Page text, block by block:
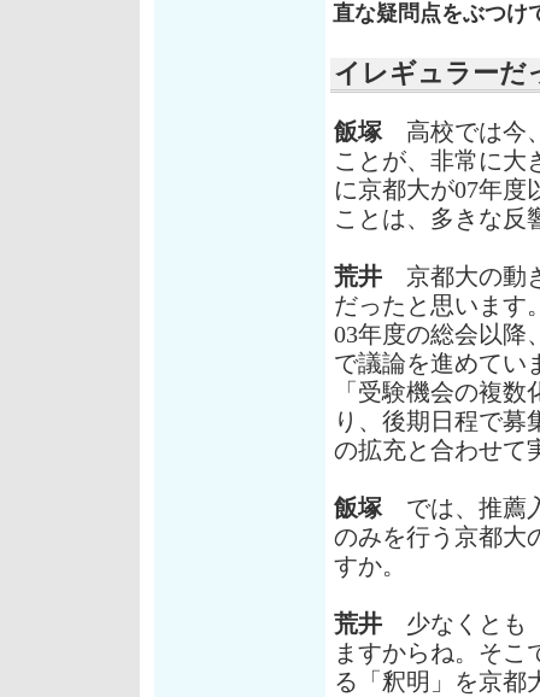
直な疑問点をぶつけ
イレギュラーだ
飯塚高校では今
ことが、非常に大
に京都大が07年度
ことは、多きな反
荒井 京都大の動
だったと思います
03年度の総会以降
で議論を進めてい
「受験機会の複
り、後期日程で募
の拡充と合わせて
飯塚では、推薦
のみを行う京都大
すか。
荒井 少なくとも
ますからね。そこ
る「釈明」を京都